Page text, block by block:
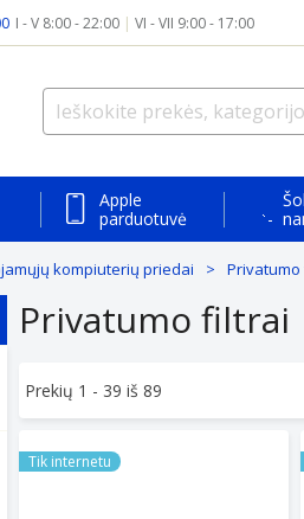
I - V 8:00 - 22:00 | VI - VII 9:00 - 17:00
Apple
parduotuvė
kompiuterių priedai
Privatumo filtrai
Prekių 1 - 39 iš 89
Tik internetu